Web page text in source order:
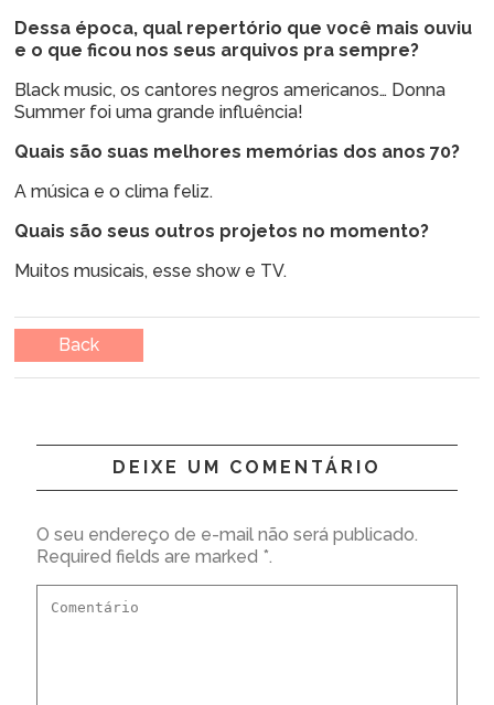
Dessa época, qual repertório que você mais ouviu
e o que ficou nos seus arquivos pra sempre?
Black music, os cantores negros americanos… Donna
Summer foi uma grande influência!
Quais são suas melhores memórias dos anos 70?
A música e o clima feliz.
Quais são seus outros projetos no momento?
Muitos musicais, esse show e TV.
Back
DEIXE UM COMENTÁRIO
O seu endereço de e-mail não será publicado.
Required fields are marked *.